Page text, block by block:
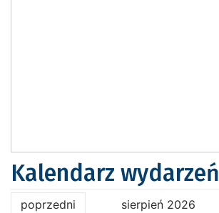
Kalendarz wydarzeń
poprzedni sierpień 2026